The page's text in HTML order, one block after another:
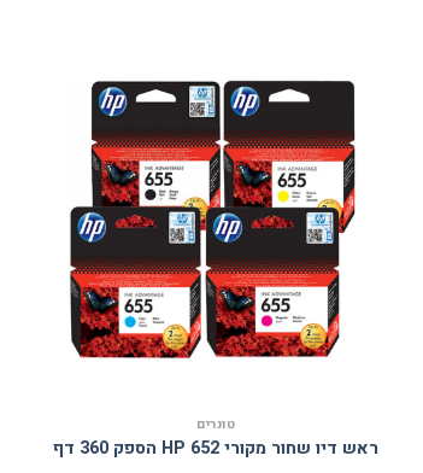
טונרים
ראש דיו שחור מקורי 652 HP הספק 360 דף